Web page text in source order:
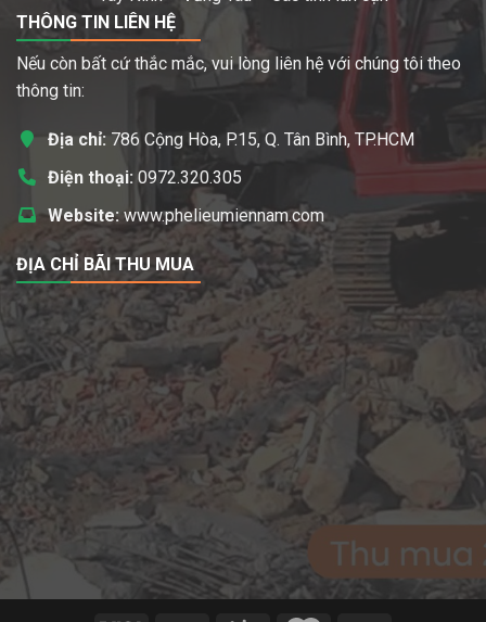
THÔNG TIN LIÊN HỆ
Nếu còn bất cứ thắc mắc, vui lòng liên hệ với chúng tôi theo
thông tin:
Địa chỉ: 786 Cộng Hòa, P.15, Q. Tân Bình, TP.HCM
Điện thoại: 0972.320.305
Website: www.phelieumiennam.com
ĐỊA CHỈ BÃI THU MUA